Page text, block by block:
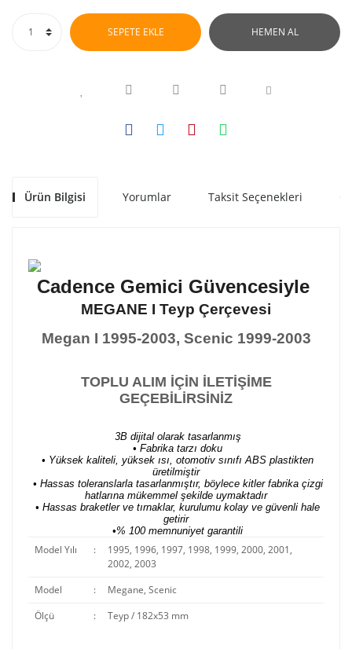
SEPETE EKLE HEMEN AL
Ürün Bilgisi Yorumlar Taksit Seçenekleri
Cadence Gemici Güvencesiyle
MEGANE I Teyp Çerçevesi
Megan I 1995-2003, Scenic 1999-2003
TOPLU ALIM İÇİN İLETİŞİME
GEÇEBİLİRSİNİZ
3B dijital olarak tasarlanmış
• Fabrika tarzı doku
• Yüksek kaliteli, yüksek ısı, otomotiv sınıfı ABS plastikten
üretilmiştir
• Hassas toleranslarla tasarlanmıştır, böylece kitler fabrika çizgi
hatlarına mükemmel şekilde uymaktadır
• Hassas braketler ve tırnaklar, kurulumu kolay ve güvenli hale
getirir
•% 100 memnuniyet garantili
Model Yılı :
1995, 1996, 1997, 1998, 1999, 2000, 2001,
2002, 2003
Model
:
Megane, Scenic
Ölçü
: Teyp / 182x53 mm